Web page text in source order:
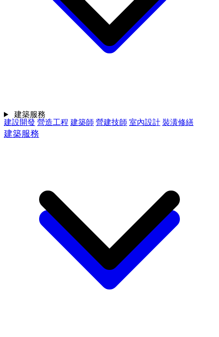
建設開發 營造工程 建築師 營建技師 室內設計 裝潢修繕
建築服務
建築服務